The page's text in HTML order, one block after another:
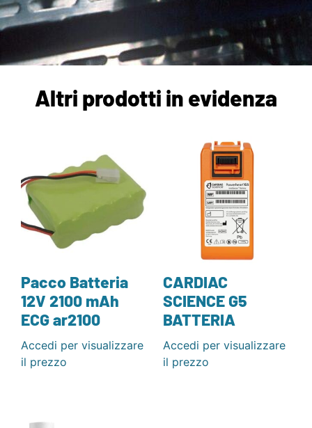
Altri prodotti in evidenza
Pacco Batteria
12V 2100 mAh
ECG ar2100
Accedi per visualizzare
il prezzo
CARDIAC
SCIENCE G5
BATTERIA
Accedi per visualizzare
il prezzo